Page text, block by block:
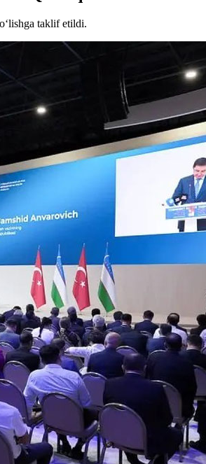
taklif etildi.